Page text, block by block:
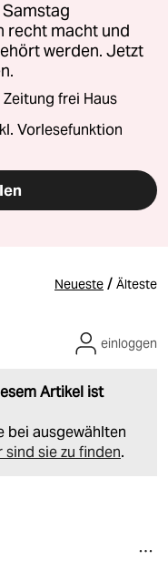
recht macht und
werden. Jetzt
frei Haus
Vorlesefunktion
Neueste / Älteste
Artikel ist
bei ausgewählten
sind sie zu finden.
einloggen